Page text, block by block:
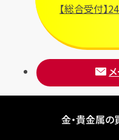
【総合受付】
金・貴金属の